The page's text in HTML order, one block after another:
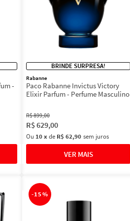
-
BRINDE SURPRESA!
Rabanne
Paco Rabanne Invictus Victory
Elixir Parfum - Perfume Masculino
R$899,00
R$629,00
Ou 10xde R$ 62,90 sem juros
-15%